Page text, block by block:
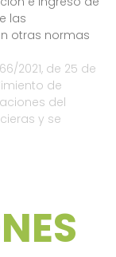
las
otras normas
2021, de 25 de
de
del
y se